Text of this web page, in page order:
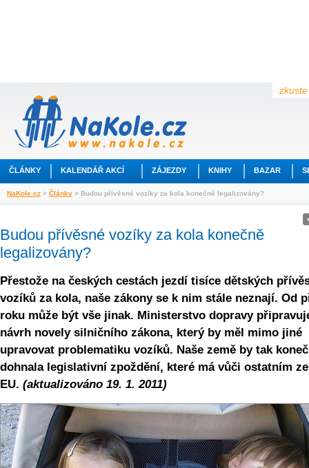
ČLÁNKY KALENDÁŘ AKCÍ ZÁJEZDY KNIHY BAZAR
NaKole.cz > Články > Budou přívěsné vozíky za kola konečně legalizovány?
Budou přívěsné vozíky za kola konečně
legalizovány?
Přestože na českých cestách jezdí tisíce dětských
vozíků za kola, naše zákony se k nim stále neznají. Od
roku může být vše jinak. Ministerstvo dopravy
návrh novely silničního zákona, který by měl mimo jiné
upravovat problematiku vozíků. Naše země by tak
dohnala legislativní zpoždění, které má vůči ostatním
EU. (aktualizováno 19. 1. 2011)